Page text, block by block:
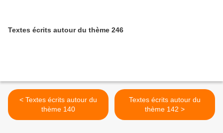
Textes écrits autour du thème 246
< Textes écrits autour du
thème 140
Textes écrits autour du
thème 142 >